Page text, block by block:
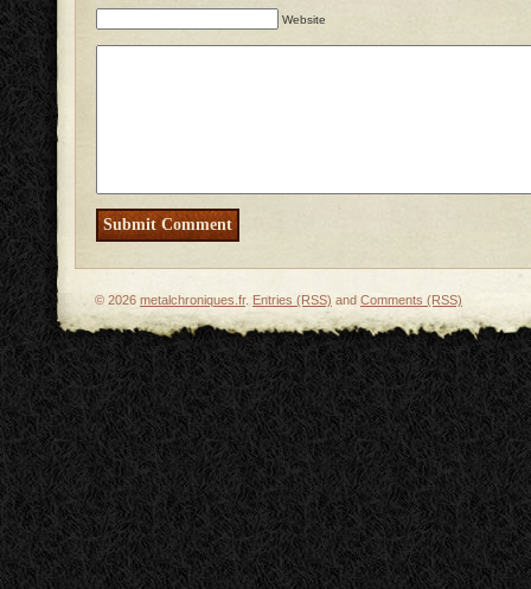
Website
© 2026 metalchroniques.fr. Entries (RSS) and Comments (RSS)